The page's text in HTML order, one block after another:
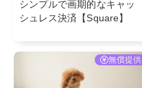
シンプルで画期的なキャッ
シュレス決済【Square】
無償提供